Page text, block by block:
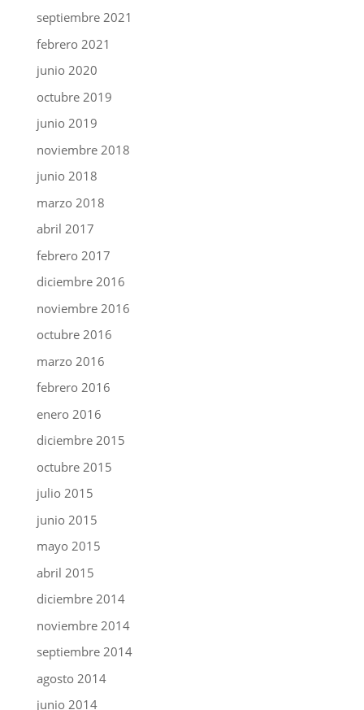
septiembre 2021
febrero 2021
junio 2020
octubre 2019
junio 2019
noviembre 2018
junio 2018
marzo 2018
abril 2017
febrero 2017
diciembre 2016
noviembre 2016
octubre 2016
marzo 2016
febrero 2016
enero 2016
diciembre 2015
octubre 2015
julio 2015
junio 2015
mayo 2015
abril 2015
diciembre 2014
noviembre 2014
septiembre 2014
agosto 2014
junio 2014